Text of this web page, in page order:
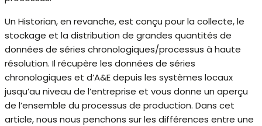
Un Historian, en revanche, est conçu pour la collecte, le
stockage et la distribution de grandes quantités de
données de séries chronologiques/processus à haute
résolution. Il récupère les données de séries
chronologiques et d’A&E depuis les systèmes locaux
jusqu’au niveau de l’entreprise et vous donne un aperçu
de l’ensemble du processus de production. Dans cet
article, nous nous penchons sur les différences entre une